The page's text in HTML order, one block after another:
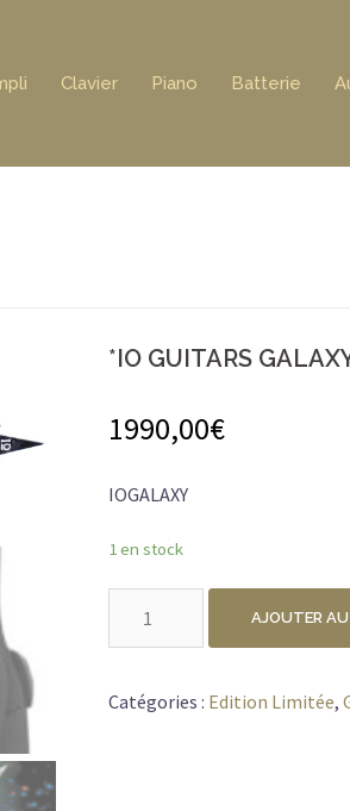
Clavier Piano Batterie
*IO GUITARS
1990,00€
IOGALAXY
1 en stock
GUITARS
AJOUTER AU
Catégories : Edition Limitée,